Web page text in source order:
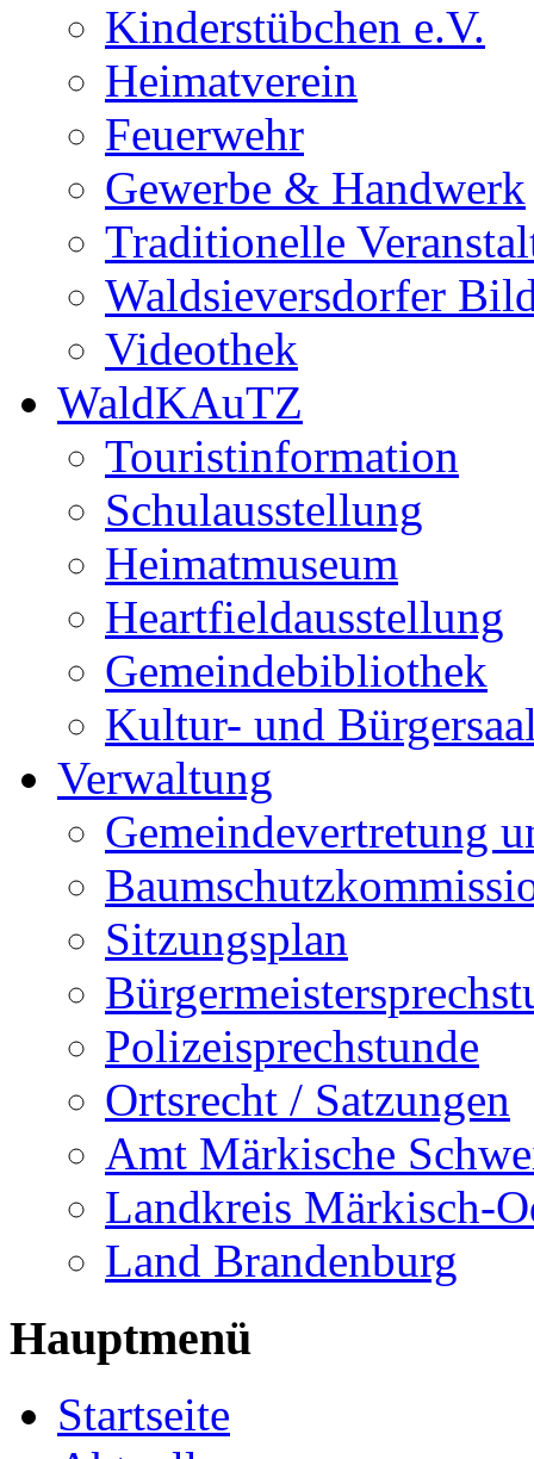
Kinderstübchen e.V.
Heimatverein
Feuerwehr
Gewerbe & Handwerk
Traditionelle
Waldsieversdorfer
Videothek
WaldKAuTZ
Touristinformation
Schulausstellung
Heimatmuseum
Heartfieldausstellung
Gemeindebibliothek
Kultur- und
Verwaltung
Gemeindevertretung
Sitzungsplan
Polizeisprechstunde
Ortsrecht / Satzungen
Amt Märkische
Landkreis Märkisch-
Land Brandenburg
Hauptmenü
Startseite